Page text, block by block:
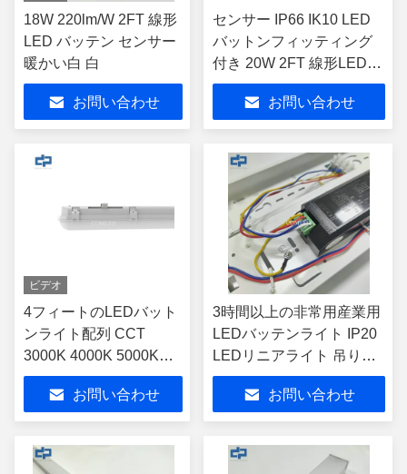
18W 220lm/W 2FT 線形
LED バッテン センサー
暖かい白 白
お問い合わせ
センサー IP66 IK10 LED
バットンフィッティング
付き 20W 2FT 線形LEDラ
イト
お問い合わせ
ビデオ
4フィートのLEDバット
ンライト配列 CCT
3000K 4000K 5000K
6000K 緊急機能
お問い合わせ
3時間以上の非常用産業用
LEDバッテンライト IP20
LEDリニアライト 吊り下
げ設置用駐車場照明器具
110-140lm/w 非常用リニ
アライト
お問い合わせ